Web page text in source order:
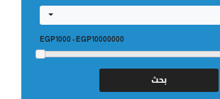
EGP1000 - EGP10000000